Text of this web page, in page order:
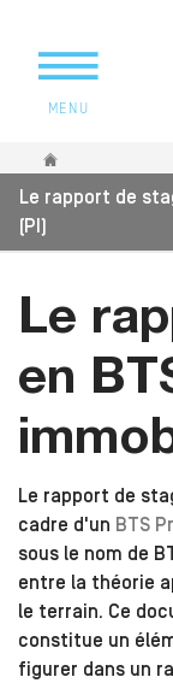
MENU
Vous êtes ici
Le rapport de
(PI)
Le
en
Le rapport de
cadre d'un BTS
sous le nom de
entre la théorie
le terrain. Ce
constitue un
figurer dans un